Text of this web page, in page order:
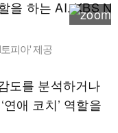
피아' 제공
도를 분석하거나
애 코치’ 역할을